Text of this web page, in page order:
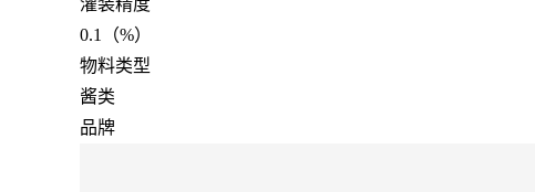
0.1（%）
物料类型
酱类
品牌